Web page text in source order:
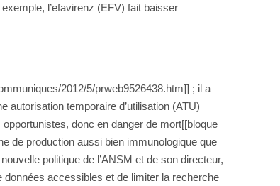
l’efavirenz (EFV) fait baisser
2012/5/prweb9526438.htm]] ; il a
autorisation temporaire d’utilisation (ATU)
donc en danger de mort[[bloque
de production aussi bien immunologique que
politique de l’ANSM et de son directeur,
données accessibles et de limiter la recherche